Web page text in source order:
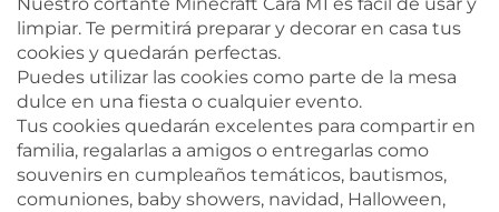
limpiar. Te permitirá preparar y decorar en casa tus
cookies y quedarán perfectas.
Puedes utilizar las cookies como parte de la mesa
dulce en una fiesta o cualquier evento.
Tus cookies quedarán excelentes para compartir en
familia, regalarlas a amigos o entregarlas como
souvenirs en cumpleaños temáticos, bautismos,
comuniones, baby showers, navidad, Halloween,